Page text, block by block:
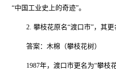
“中国工业史上的奇迹”。
2. 攀枝花原名“渡口市”，其更
答案：木棉（攀枝花树）
1987年，渡口市更名为“攀枝